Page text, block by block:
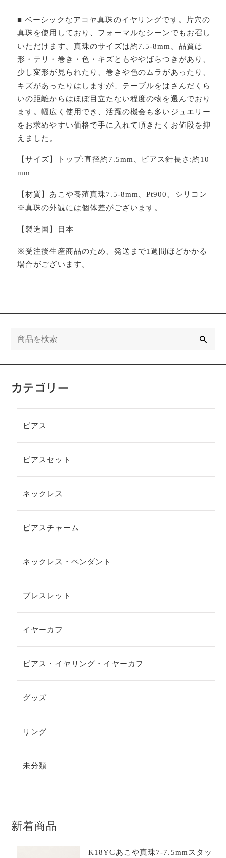
■ ベーシックなアコヤ真珠のイヤリングです。片穴の
真珠を使用しており、フォーマルなシーンでもお召し
いただけます。真珠のサイズは約7.5-8mm。品質は
形・テリ・巻き・色・キズともややばらつきがあり、
少し変形が見られたり、巻きや色のムラがあったり、
キズがあったりはしますが、テーブルをはさんだくら
いの距離からはほぼ目立たない程度の物を選んでおり
ます。幅広く使用でき、活躍の機会も多いジュエリー
をお求めやすい価格で手に入れて頂きたくお値段を抑
えました。
【サイズ】トップ:直径約7.5mm、ピアス針長さ:約10
mm
【材質】あこや養殖真珠7.5-8mm、Pt900、シリコン
※真珠の外観には個体差がございます。
【製造国】日本
※受注後生産商品のため、発送まで1週間ほどかかる
場合がございます。
カテゴリー
ピアス
ピアスセット
ネックレス
ピアスチャーム
ネックレス・ペンダント
ブレスレット
イヤーカフ
ピアス・イヤリング・イヤーカフ
グッズ
リング
未分類
新着商品
K18YGあこや真珠7-7.5mmスタッ